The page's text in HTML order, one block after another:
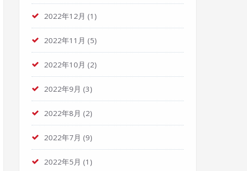
2022年12月 (1)
2022年11月 (5)
2022年10月 (2)
2022年9月 (3)
2022年8月 (2)
2022年7月 (9)
2022年5月 (1)